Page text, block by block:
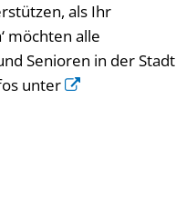
als Ihr
möchten alle
Senioren in der Stadt
unter